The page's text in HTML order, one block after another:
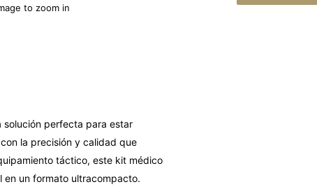
to zoom in
solución perfecta para estar
la precisión y calidad que
táctico, este kit médico
un formato ultracompacto.